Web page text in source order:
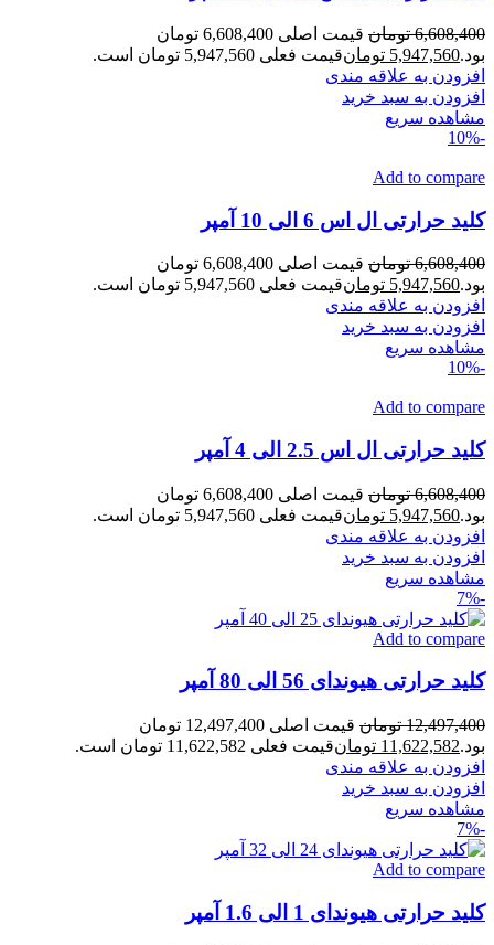
6,608,400 تومان
قیمت اصلی 6,608,400 تومان
بود.5,947,560 تومانقیمت فعلی 5,947,560 تومان است.
افزودن به علاقه مندی
افزودن به سبد خرید
مشاهده سریع
-10%
Add to compare
کلید حرارتی ال اس 6 الی 10 آمپر
6,608,400 تومان
قیمت اصلی 6,608,400 تومان
بود.5,947,560 تومانقیمت فعلی 5,947,560 تومان است.
افزودن به علاقه مندی
افزودن به سبد خرید
مشاهده سریع
-10%
Add to compare
کلید حرارتی ال اس 2.5 الی 4 آمپر
6,608,400 تومان
قیمت اصلی 6,608,400 تومان
بود.5,947,560 تومانقیمت فعلی 5,947,560 تومان است.
افزودن به علاقه مندی
افزودن به سبد خرید
مشاهده سریع
-7%
Add to compare
کلید حرارتی هیوندای 56 الی 80 آمپر
12,497,400 تومان
قیمت اصلی 12,497,400 تومان
بود.11,622,582 تومانقیمت فعلی 11,622,582 تومان است.
افزودن به علاقه مندی
افزودن به سبد خرید
مشاهده سریع
-7%
Add to compare
کلید حرارتی هیوندای 1 الی 1.6 آمپر